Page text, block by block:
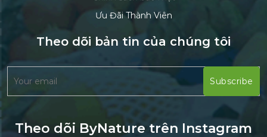
Ưu Đãi Thành Viên
Theo dõi bản tin của chúng tôi
Theo dõi ByNature trên Instagram